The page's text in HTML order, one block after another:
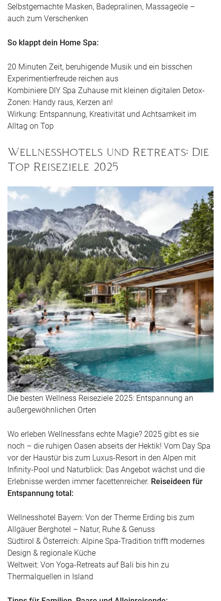
Selbstgemachte Masken, Badepralinen, Massageöle –
auch zum Verschenken
So klappt dein Home Spa:
20 Minuten Zeit, beruhigende Musik und ein bisschen
Experimentierfreude reichen aus
Kombiniere DIY Spa Zuhause mit kleinen digitalen Detox-
Zonen: Handy raus, Kerzen an!
Wirkung: Entspannung, Kreativität und Achtsamkeit im
Alltag on Top
Wellnesshotels und Retreats: Die
Top Reiseziele 2025
Die besten Wellness Reiseziele 2025: Entspannung an
außergewöhnlichen Orten
Wo erleben Wellnessfans echte Magie? 2025 gibt es sie
noch – die ruhigen Oasen abseits der Hektik! Vom Day Spa
vor der Haustür bis zum Luxus-Resort in den Alpen mit
Infinity-Pool und Naturblick: Das Angebot wächst und die
Erlebnisse werden immer facettenreicher. Reiseideen für
Entspannung total:
Wellnesshotel Bayern: Von der Therme Erding bis zum
Allgäuer Berghotel – Natur, Ruhe & Genuss
Südtirol & Österreich: Alpine Spa-Tradition trifft modernes
Design & regionale Küche
Weltweit: Von Yoga-Retreats auf Bali bis hin zu
Thermalquellen in Island